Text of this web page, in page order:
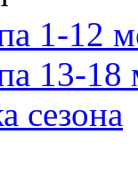
1-12
13-18
сезона